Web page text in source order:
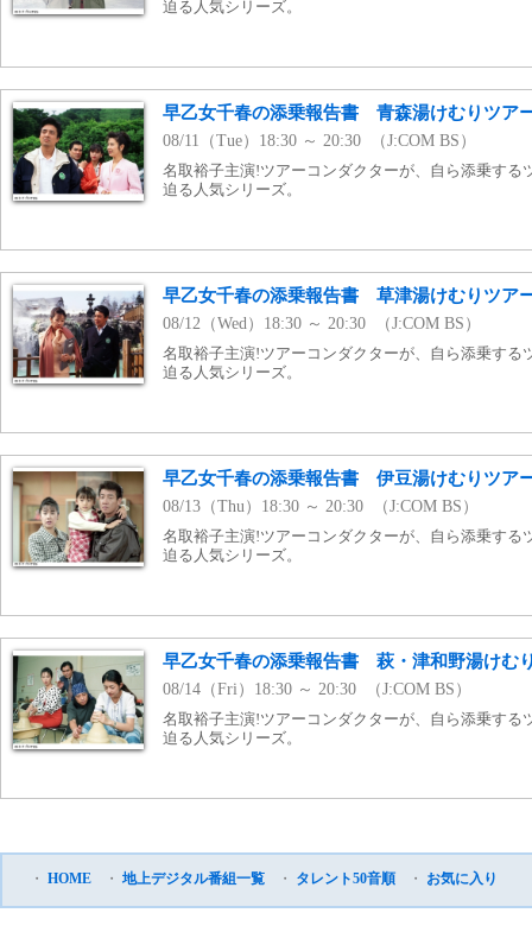
迫る人気シリーズ。
早乙女千春の添乗報告書 青森湯けむりツア
08/11（Tue）18:30 ～ 20:30 （J:COM BS）
名取裕子主演!ツアーコンダクターが、自ら添乗する
迫る人気シリーズ。
早乙女千春の添乗報告書 草津湯けむりツア
08/12（Wed）18:30 ～ 20:30 （J:COM BS）
名取裕子主演!ツアーコンダクターが、自ら添乗する
迫る人気シリーズ。
早乙女千春の添乗報告書 伊豆湯けむりツア
08/13（Thu）18:30 ～ 20:30 （J:COM BS）
名取裕子主演!ツアーコンダクターが、自ら添乗する
迫る人気シリーズ。
早乙女千春の添乗報告書 萩・津和野湯けむ
08/14（Fri）18:30 ～ 20:30 （J:COM BS）
名取裕子主演!ツアーコンダクターが、自ら添乗する
迫る人気シリーズ。
・ HOME ・ 地上デジタル番組一覧 ・ タレント50音順 ・ お気に入り